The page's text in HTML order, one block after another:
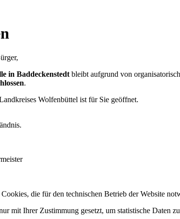
in Baddeckenstedt bleibt aufgrund von
.
Wolfenbüttel ist für Sie geöffnet.
die für den technischen Betrieb der Website
mit Ihrer Zustimmung gesetzt, um statistische Daten